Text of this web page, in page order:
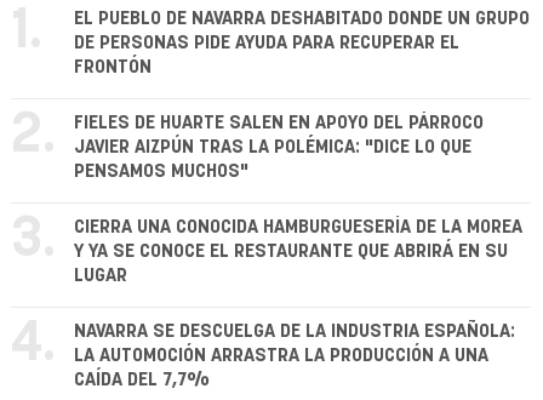
1.
EL PUEBLO DE NAVARRA DESHABITADO DONDE UN GRUPO
DE PERSONAS PIDE AYUDA PARA RECUPERAR EL
FRONTÓN
2.
FIELES DE HUARTE SALEN EN APOYO DEL PÁRROCO
JAVIER AIZPÚN TRAS LA POLÉMICA: "DICE LO QUE
PENSAMOS MUCHOS"
3.
CIERRA UNA CONOCIDA HAMBURGUESERÍA DE LA MOREA
Y YA SE CONOCE EL RESTAURANTE QUE ABRIRÁ EN SU
LUGAR
4.
NAVARRA SE DESCUELGA DE LA INDUSTRIA ESPAÑOLA:
LA AUTOMOCIÓN ARRASTRA LA PRODUCCIÓN A UNA
CAÍDA DEL 7,7%